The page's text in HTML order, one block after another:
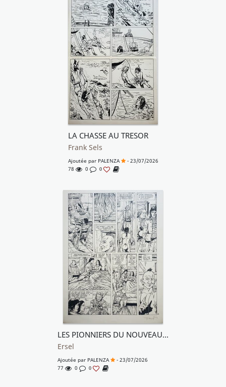
LA CHASSE AU TRESOR
Frank Sels
Ajoutée par PALENZA
- 23/07/2026
78
0 0
LES PIONNIERS DU NOUVEAU MONDE
Ersel
Ajoutée par PALENZA
- 23/07/2026
77
0 0